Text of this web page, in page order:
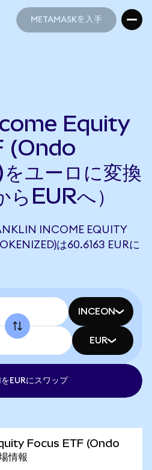
METAMASKを入手
Equity
(Ondo
ユーロに変換
らEURへ）
INCOME EQUITY
は60.6163 EURに
INCEON
EUR
EURにスワップ
Focus ETF (Ondo
情報